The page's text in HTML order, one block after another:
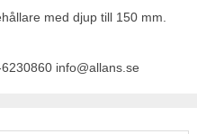
med djup till 150 mm.
info@allans.se